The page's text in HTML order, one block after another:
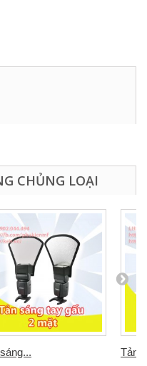
CHỦNG LOẠI
Tản